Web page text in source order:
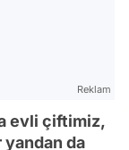
Reklam
evli çiftimiz,
da